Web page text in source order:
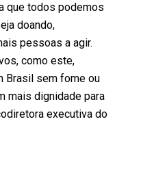
que todos podemos
doando,
pessoas a agir.
como este,
Brasil sem fome ou
mais dignidade para
executiva do